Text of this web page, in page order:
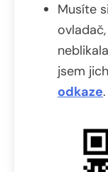
Musíte
jsem
odkaze.